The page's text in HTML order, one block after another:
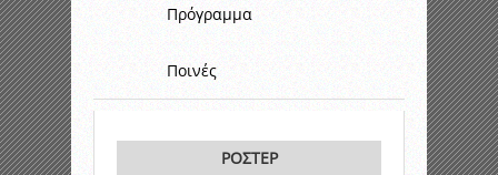
Πρόγραμμα
Ποινές
ΡΟΣΤΕΡ